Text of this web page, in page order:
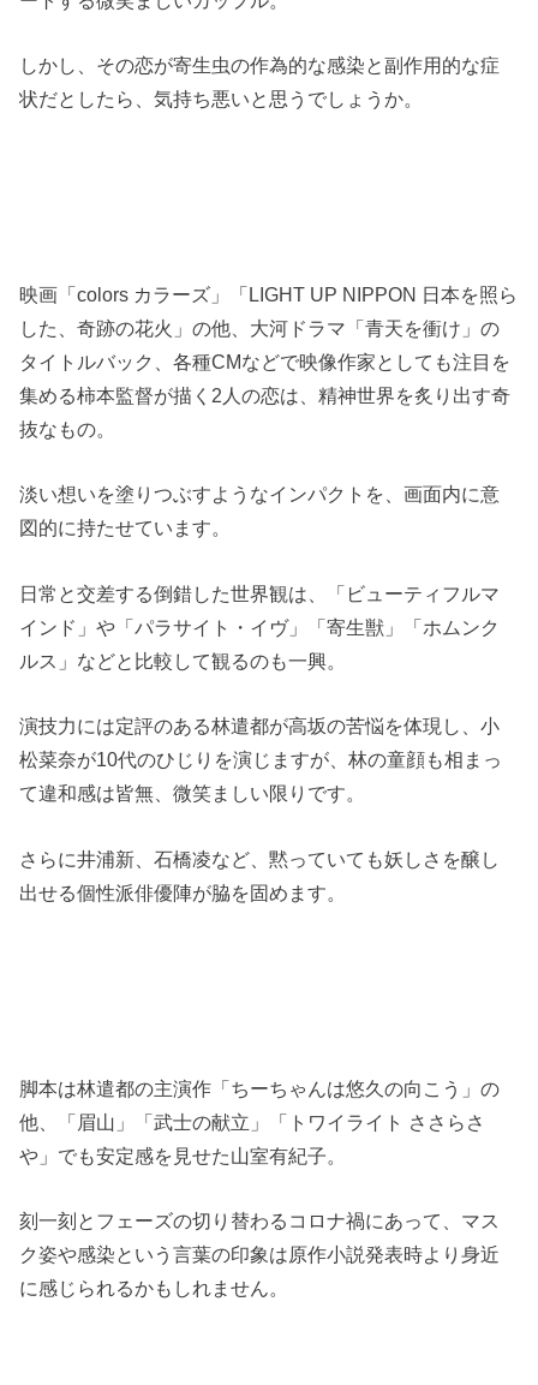
しかし、その恋が寄生虫の作為的な感染と副作用的な症
状だとしたら、気持ち悪いと思うでしょうか。
映画「colors カラーズ」「LIGHT UP NIPPON 日本を照ら
した、奇跡の花火」の他、大河ドラマ「青天を衝け」の
タイトルバック、各種CMなどで映像作家としても注目を
集める柿本監督が描く2人の恋は、精神世界を炙り出す奇
抜なもの。
淡い想いを塗りつぶすようなインパクトを、画面内に意
図的に持たせています。
日常と交差する倒錯した世界観は、「ビューティフルマ
インド」や「パラサイト・イヴ」「寄生獣」「ホムンク
ルス」などと比較して観るのも一興。
演技力には定評のある林遣都が高坂の苦悩を体現し、小
松菜奈が10代のひじりを演じますが、林の童顔も相まっ
て違和感は皆無、微笑ましい限りです。
さらに井浦新、石橋凌など、黙っていても妖しさを醸し
出せる個性派俳優陣が脇を固めます。
脚本は林遣都の主演作「ちーちゃんは悠久の向こう」の
他、「眉山」「武士の献立」「トワイライト ささらさ
や」でも安定感を見せた山室有紀子。
刻一刻とフェーズの切り替わるコロナ禍にあって、マス
ク姿や感染という言葉の印象は原作小説発表時より身近
に感じられるかもしれません。